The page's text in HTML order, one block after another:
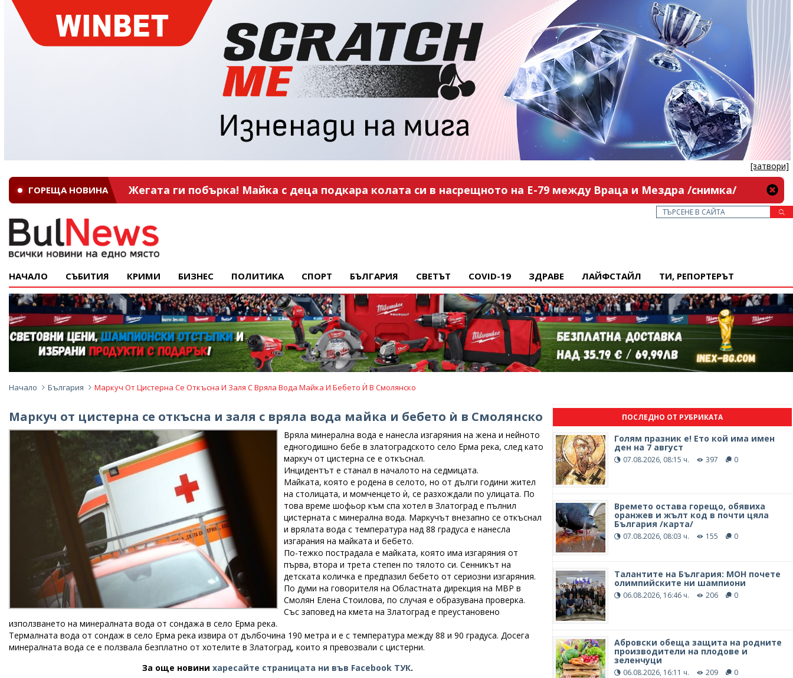
[затвори]
ГОРЕЩА НОВИНА Жегата ги побърка! Майка с деца подкара колата си в насрещното на Е-79 между Враца и Мездра /снимка/
НАЧАЛО СЪБИТИЯ КРИМИ БИЗНЕС ПОЛИТИКА СПОРТ БЪЛГАРИЯ СВЕТЪТ COVID-19 ЗДРАВЕ ЛАЙФСТАЙЛ ТИ, РЕПОРТЕРЪТ
Начало България Маркуч От Цистерна Се Откъсна И Заля С Вряла Вода Майка И Бебето Ѝ В Смолянско
Маркуч от цистерна се откъсна и заля с вряла вода майка и бебето ѝ в Смолянско
Вряла минерална вода е нанесла изгаряния на жена и нейното
едногодишно бебе в златоградското село Ерма река, след като
маркуч от цистерна се е откъснал.
Инцидентът е станал в началото на седмицата.
Майката, която е родена в селото, но от дълги години жител
на столицата, и момченцето ѝ, се разхождали по улицата. По
това време шофьор към спа хотел в Златоград е пълнил
цистерната с минерална вода. Маркучът внезапно се откъснал
и врялата вода с температура над 88 градуса е нанесла
изгарания на майката и бебето.
По-тежко пострадала е майката, която има изгаряния от
първа, втора и трета степен по тялото си. Сенникът на
детската количка е предпазил бебето от сериозни изгаряния.
По думи на говорителя на Областната дирекция на МВР в
Смолян Елена Стоилова, по случая е образувана проверка.
Със заповед на кмета на Златоград е преустановено
използването на минералната вода от сондажа в село Ерма река.
Термалната вода от сондаж в село Ерма река извира от дълбочина 190 метра и е с температура между 88 и 90 градуса. Досега
минералната вода се е ползвала безплатно от хотелите в Златоград, които я превозвали с цистерни.
За още новинихаресайте страницата ни във Facebook ТУК.
ПОСЛЕДНО ОТ РУБРИКАТА
Голям празник е! Ето кой има имен
ден на 7 август
07.08.2026, 08:15 ч. 397 0
Времето остава горещо, обявиха
оранжев и жълт код в почти цяла
България /карта/
07.08.2026, 08:03 ч. 155 0
Талантите на България: МОН почете
олимпийските ни шампиони
06.08.2026, 16:46 ч. 206 0
Абровски обеща защита на родните
производители на плодове и
зеленчуци
06.08.2026, 16:11 ч. 209 0